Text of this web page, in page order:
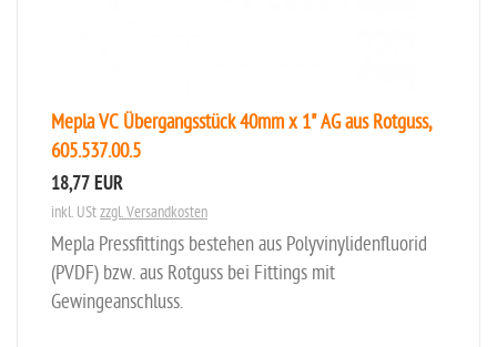
Mepla VC Übergangsstück 40mm x 1" AG aus Rotguss,
605.537.00.5
18,77 EUR
inkl. UStzzgl. Versandkosten
Mepla Pressfittings bestehen aus Polyvinylidenfluorid
(PVDF) bzw. aus Rotguss bei Fittings mit
Gewingeanschluss.